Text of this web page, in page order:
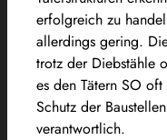
erfolgreich zu
allerdings gering.
trotz der Diebstähle
es den Tätern SO
Schutz der
verantwortlich.